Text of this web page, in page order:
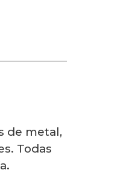
de metal,
Todas